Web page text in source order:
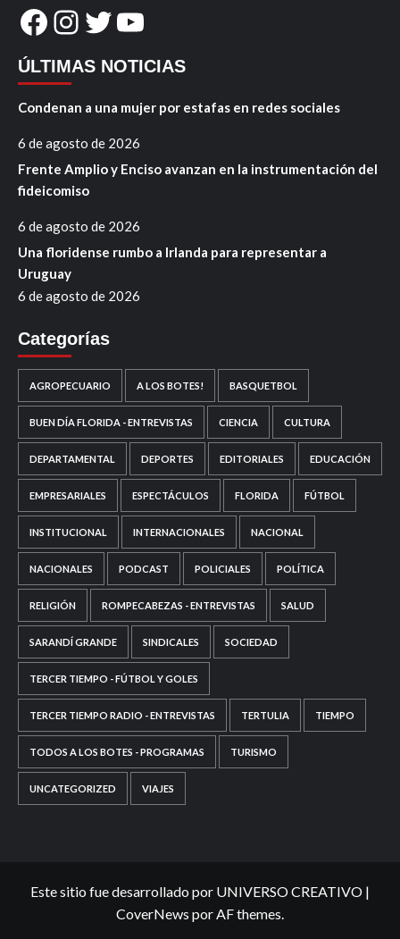
Facebook
Instagram
Twitter
YouTube
ÚLTIMAS NOTICIAS
Condenan a una mujer por estafas en redes sociales
6 de agosto de 2026
Frente Amplio y Enciso avanzan en la instrumentación del
fideicomiso
6 de agosto de 2026
Una floridense rumbo a Irlanda para representar a
Uruguay
6 de agosto de 2026
Categorías
AGROPECUARIO A LOS BOTES! BASQUETBOL
BUEN DÍA FLORIDA - ENTREVISTAS CIENCIA CULTURA
DEPARTAMENTAL DEPORTES EDITORIALES EDUCACIÓN
EMPRESARIALES ESPECTÁCULOS FLORIDA FÚTBOL
INSTITUCIONAL INTERNACIONALES NACIONAL
NACIONALES PODCAST POLICIALES POLÍTICA
RELIGIÓN ROMPECABEZAS - ENTREVISTAS SALUD
SARANDÍ GRANDE SINDICALES SOCIEDAD
TERCER TIEMPO - FÚTBOL Y GOLES
TERCER TIEMPO RADIO - ENTREVISTAS TERTULIA TIEMPO
TODOS A LOS BOTES - PROGRAMAS TURISMO
UNCATEGORIZED VIAJES
Este sitio fue desarrollado por UNIVERSO CREATIVO |
CoverNews por AF themes.